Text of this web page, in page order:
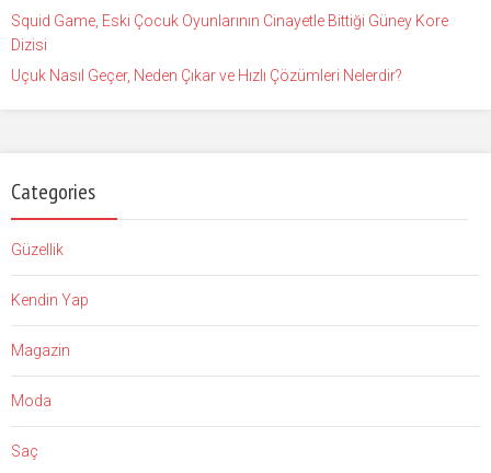
Squid Game, Eski Çocuk Oyunlarının Cinayetle Bittiği Güney Kore
Dizisi
Uçuk Nasıl Geçer, Neden Çıkar ve Hızlı Çözümleri Nelerdir?
Categories
Güzellik
Kendin Yap
Magazin
Moda
Saç